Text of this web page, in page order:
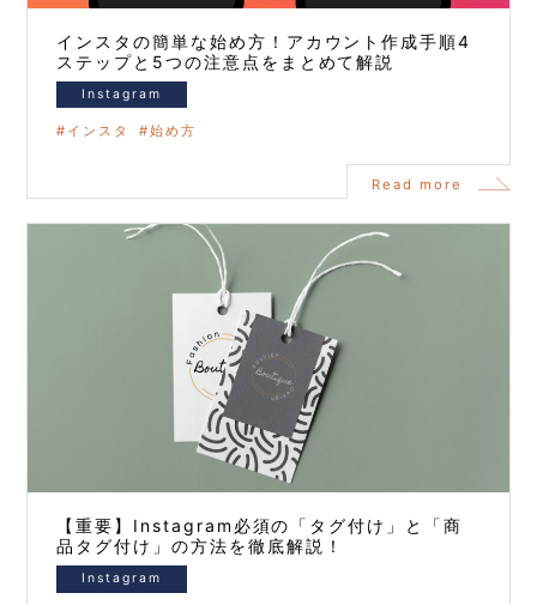
インスタの簡単な始め方！アカウント作成手順4
ステップと5つの注意点をまとめて解説
Instagram
インスタ 始め方
Read more
【重要】Instagram必須の「タグ付け」と「商
品タグ付け」の方法を徹底解説！
Instagram